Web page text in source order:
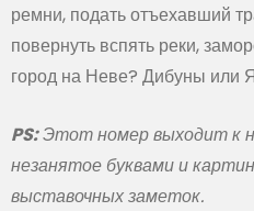
ремни, подать отъехавший
повернуть вспять реки,
город на Неве? Дибуны или
PS:Этот номер выходит к
незанятое буквами и
выставочных заметок.